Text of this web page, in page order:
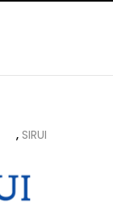
, SIRUI